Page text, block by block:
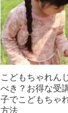
こどもちゃれん
べき？お得な受
子でこどもちゃ
方法